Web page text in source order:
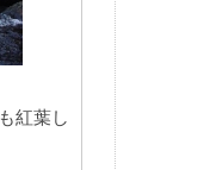
紅葉し